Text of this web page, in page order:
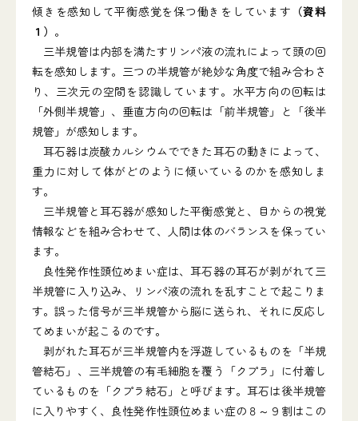
傾きを感知して平衡感覚を保つ働きをしています （資料
１） 。
三半規管は内部を満たすリンパ液の流れによって頭の回
転を感知します。三つの半規管が絶妙な角度で組み合わさ
り、三次元の空間を認識しています。水平方向の回転は
「外側半規管」、垂直方向の回転は「前半規管」と「後半
規管」が感知します。
耳石器は炭酸カルシウムでできた耳石の動きによって、
重力に対して体がどのように傾いているのかを感知しま
す。
三半規管と耳石器が感知した平衡感覚と、目からの視覚
情報などを組み合わせて、人間は体のバランスを保ってい
ます。
良性発作性頭位めまい症は、耳石器の耳石が剥がれて三
半規管に入り込み、リンパ液の流れを乱すことで起こりま
す。誤った信号が三半規管から脳に送られ、それに反応し
てめまいが起こるのです。
剥がれた耳石が三半規管内を浮遊しているものを「半規
管結石」、三半規管の有毛細胞を覆う「クプラ」に付着し
ているものを「クプラ結石」と呼びます。耳石は後半規管
に入りやすく、良性発作性頭位めまい症の８～９割はこの